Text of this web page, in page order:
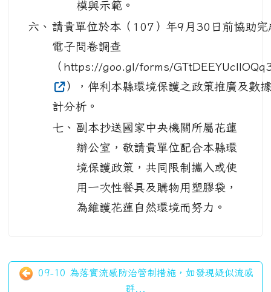
模與示範。
六、 請貴單位於本（107）年9月30日前協助完
電子問卷調查
（https://goo.gl/forms/
），俾利本縣環境保護之政策推廣及數
計分析。
七、 副本抄送國家中央機關所屬花蓮
辦公室，敬請貴單位配合本縣環
境保護政策，共同限制攜入或使
用一次性餐具及購物用塑膠袋，
為維護花蓮自然環境而努力。
09-10 為落實流感防治管制措施，如發現疑似流感
群...